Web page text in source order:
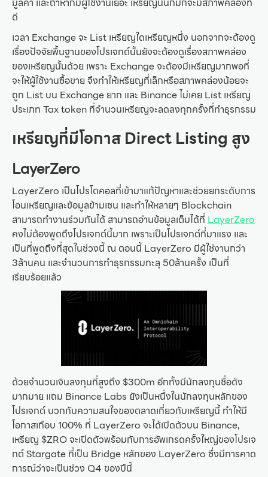
ดี
เวลา Exchange จะ List เหรียญใดเหรียญหนึ่ง นอกจากจะต้องดู
เรื่องปัจจัยพื้นฐานของโปรเจกต์นั้นยังจะต้องดูเรื่องสภาพคล่อง
ของเหรียญนั้นด้วย เพราะ Exchange จะต้องมีเหรียญมากพอที่
จะให้ผู้ใช้งานซื้อขาย จึงทำให้เหรียญที่เล็กหรือสภาพคล่องน้อยจะ
ถูก List บน Exchange ยาก และ Binance ไม่เคย List เหรียญ
ประเภท Tax token ที่จำนวนเหรียญจะลดลงทุกครั้งที่ทำธุรกรรม
เหรียญที่มีโอกาส Direct Listing สูง
LayerZero
LayerZero เป็นโปรโตคอลที่เข้ามาแก้ปัญหาและช่วยยกระดับการ
โอนเหรียญและข้อมูลข้ามเชน และทำให้หลายๆ Blockchain
สามารถทำงานร่วมกันได้ สามารถอ่านข้อมูลเต็มได้ที่ LayerZero
คงไม่ต้องพูดถึงโปรเจกต์นี้มาก เพราะเป็นโปรเจกต์ที่มาแรง และ
เป็นที่พูดถึงที่สุดในช่วงนี้ ณ ตอนนี้ LayerZero มีผู้ใช่งานกว่า
3ล้านคน และจำนวนการทำธุรกรรมทะลุ 50ล้านครั้ง เป็นที่
เรียบร้อยแล้ว
ด้วยจำนวนเงินลงทุนที่สูงถึง $300m อีกทั้งมีนักลงทุนชื่อดัง
มากมาย แถม Binance Labs ยังเป็นหนึ่งในนักลงทุนหลักของ
โปรเจกต์ บวกกับความสนใจของตลาดเกี่ยวกับเหรียญนี้ ทำให้มี
โอกาสเกือบ 100% ที่ LayerZero จะได้เปิดตัวบน Binance,
เหรียญ $ZRO จะเปิดตัวพร้อมกับการอัพเกรดครั้งใหญ่ของโปรเจ
กต์ Stargate ที่เป็น Bridge หลักของ LayerZero ซึ่งมีการคาด
การณ์ว่าจะเป็นช่วง Q4 ของปีนี้